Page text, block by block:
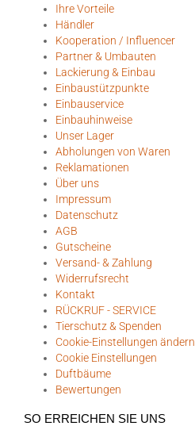
Ihre Vorteile
Händler
Kooperation / Influencer
Partner & Umbauten
Lackierung & Einbau
Einbaustützpunkte
Einbauservice
Einbauhinweise
Unser Lager
Abholungen von Waren
Reklamationen
Über uns
Impressum
Datenschutz
AGB
Gutscheine
Versand- & Zahlung
Widerrufsrecht
Kontakt
RÜCKRUF - SERVICE
Tierschutz & Spenden
Cookie-Einstellungen ändern
Cookie Einstellungen
Duftbäume
Bewertungen
SO ERREICHEN SIE UNS